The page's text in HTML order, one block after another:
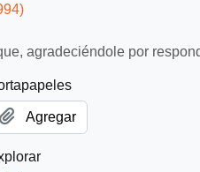
agradeciéndole por
Agregar